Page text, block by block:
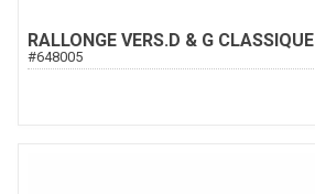
RALLONGE VERS.D & G CLASSIQUE
#648005